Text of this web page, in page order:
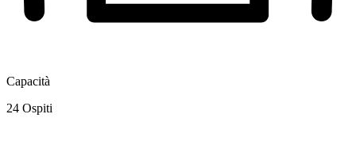
Capacità
24 Ospiti